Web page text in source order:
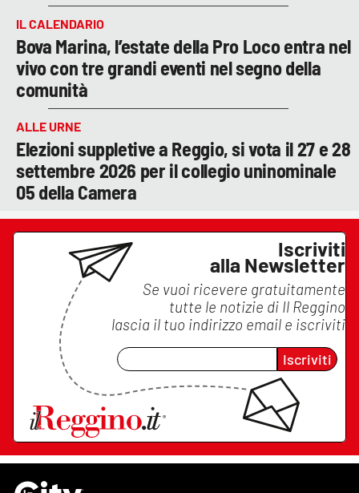
IL CALENDARIO
Bova Marina, l’estate della Pro Loco entra nel
vivo con tre grandi eventi nel segno della
comunità
ALLE URNE
Elezioni suppletive a Reggio, si vota il 27 e 28
settembre 2026 per il collegio uninominale
05 della Camera
Iscriviti
alla Newsletter
Se vuoi ricevere gratuitamente
tutte le notizie di Il Reggino
lascia il tuo indirizzo email e iscriviti
Iscriviti